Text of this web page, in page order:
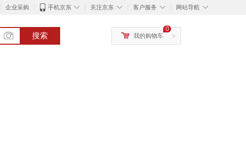
企业采购 ◇
手机京东 ◇
关注京东 ◇
客户服务 ◇
网站导航
搜索 >
0
我的购物车